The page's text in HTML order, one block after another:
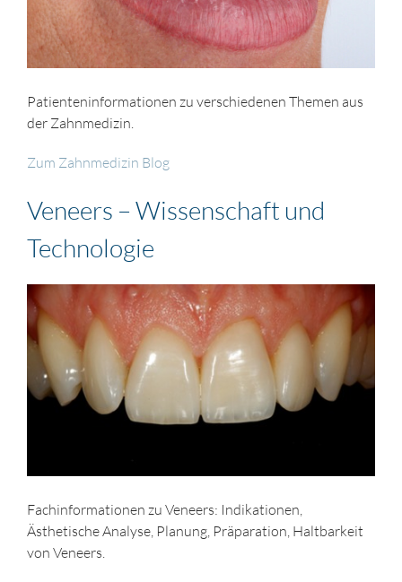
Patienteninformationen zu verschiedenen Themen aus
der Zahnmedizin.
Zum Zahnmedizin Blog
Veneers – Wissenschaft und
Technologie
Fachinformationen zu Veneers: Indikationen,
Ästhetische Analyse, Planung, Präparation, Haltbarkeit
von Veneers.